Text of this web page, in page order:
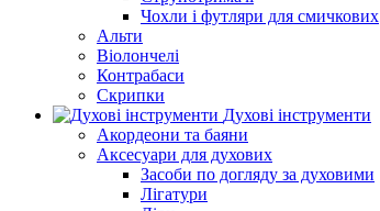
Чохли і футляри для смичкових
Альти
Віолончелі
Контрабаси
Скрипки
Духові інструменти
Акордеони та баяни
Аксесуари для духових
Засоби по догляду за духовими
Лігатури